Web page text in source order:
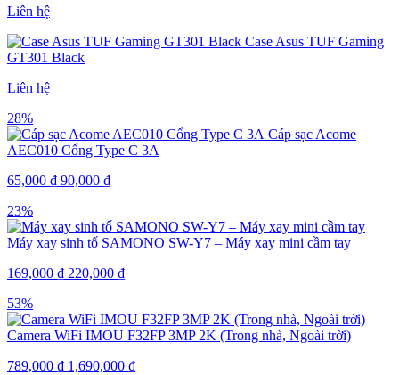
Liên hệ
Case Asus TUF Gaming
GT301 Black
Liên hệ
28%
Cáp sạc Acome
AEC010 Cổng Type C 3A
65,000 ₫ 90,000 ₫
23%
Máy xay sinh tố SAMONO SW-Y7 – Máy xay mini cầm tay
169,000 ₫ 220,000 ₫
53%
Camera WiFi IMOU F32FP 3MP 2K (Trong nhà, Ngoài trời)
789,000 ₫ 1,690,000 ₫